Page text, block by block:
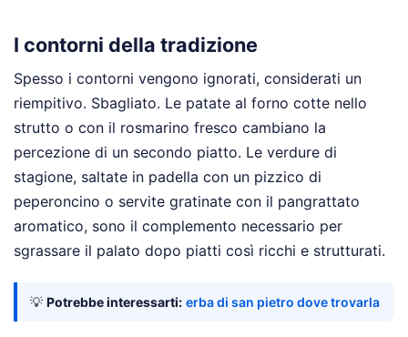
I contorni della tradizione
Spesso i contorni vengono ignorati, considerati un
riempitivo. Sbagliato. Le patate al forno cotte nello
strutto o con il rosmarino fresco cambiano la
percezione di un secondo piatto. Le verdure di
stagione, saltate in padella con un pizzico di
peperoncino o servite gratinate con il pangrattato
aromatico, sono il complemento necessario per
sgrassare il palato dopo piatti così ricchi e strutturati.
💡 Potrebbe interessarti: erba di san pietro dove trovarla